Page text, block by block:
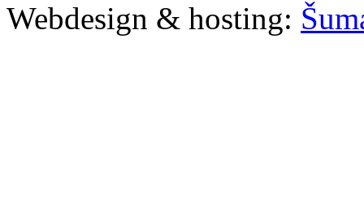
Webdesign & hosting: